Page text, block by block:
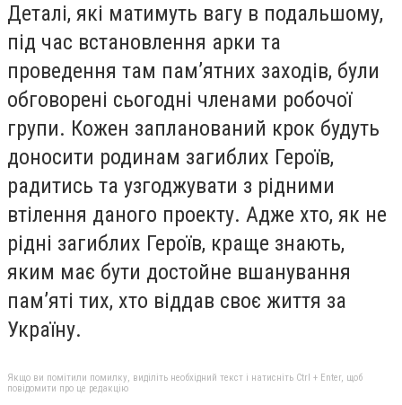
Деталі, які матимуть вагу в подальшому,
під час встановлення арки та
проведення там пам’ятних заходів, були
обговорені сьогодні членами робочої
групи. Кожен запланований крок будуть
доносити родинам загиблих Героїв,
радитись та узгоджувати з рідними
втілення даного проекту. Адже хто, як не
рідні загиблих Героїв, краще знають,
яким має бути достойне вшанування
пам’яті тих, хто віддав своє життя за
Україну.
Якщо ви помітили помилку, виділіть необхідний текст і натисніть Ctrl + Enter, щоб
повідомити про це редакцію